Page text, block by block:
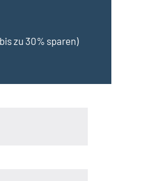
zu 30% sparen)